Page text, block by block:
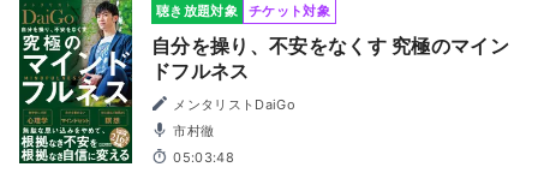
聴き放題対象 チケット対象
自分を操り、不安をなくす 究極のマイン
ドフルネス
メンタリストDaiGo
市村徹
05:03:48